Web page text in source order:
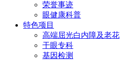
荣誉事迹
眼健康科普
特色项目
高端屈光白内障及老花
干眼专科
基因检测